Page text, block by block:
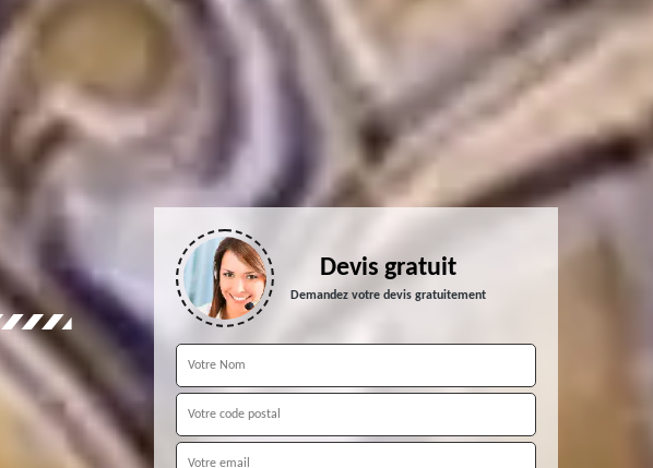
Devis gratuit
Demandez votre devis gratuitement